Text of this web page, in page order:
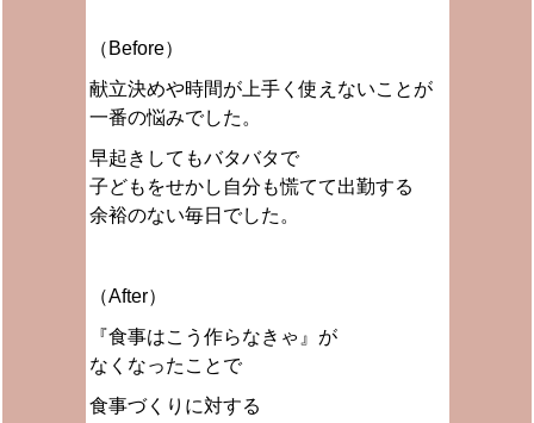
（Before）
献立決めや時間が上手く使えないことが
一番の悩みでした。
早起きしてもバタバタで
子どもをせかし自分も慌てて出勤する
余裕のない毎日でした。
（After）
『食事はこう作らなきゃ』が
なくなったことで
食事づくりに対する